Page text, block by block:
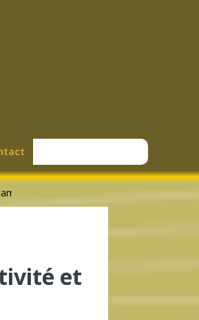
Geographical Indications Steal
et